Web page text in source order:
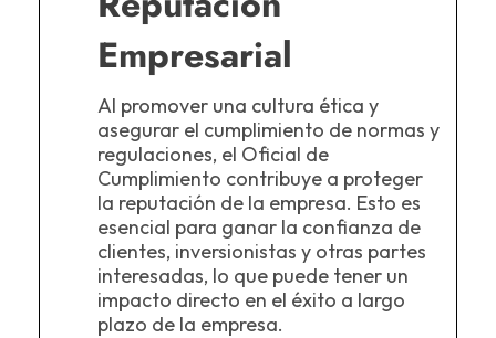
Empresarial
Al promover una cultura ética y
asegurar el cumplimiento de normas y
regulaciones, el Oficial de
Cumplimiento contribuye a proteger
la reputación de la empresa. Esto es
esencial para ganar la confianza de
clientes, inversionistas y otras partes
interesadas, lo que puede tener un
impacto directo en el éxito a largo
plazo de la empresa.